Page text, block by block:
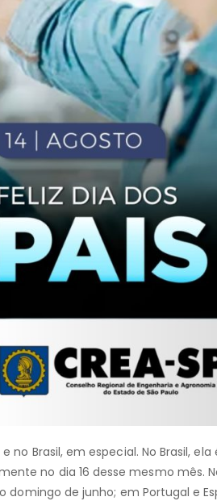
Brasil, em especial. No Brasil, ela
no dia 16 desse mesmo mês.
de junho; em Portugal e